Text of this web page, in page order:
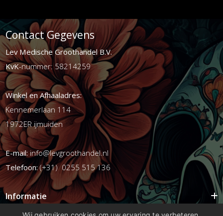
Contact Gegevens
Lev Medische Groothandel B.V.
KvK-nummer: 58214259
Winkel en Afhaaladres:
Kennemerlaan 114
1972ER ijmuiden
E-mail:info@levgroothandel.nl
Telefoon:(+31) 0255 515 136
Informatie